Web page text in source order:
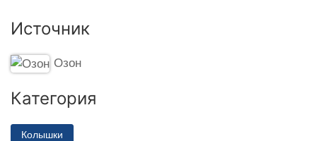
Источник
Озон
Категория
Колышки